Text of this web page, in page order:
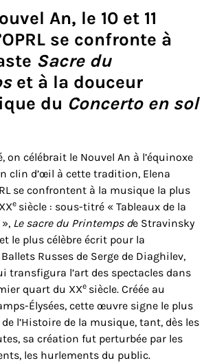
An, le 10 et 11
se confronte à
Sacre du
et à la douceur
du Concerto en sol
on célébrait le Nouvel An à l’équinoxe
clin d’œil à cette tradition, Elena
se confrontent à la musique la plus
e siècle : sous-titré « Tableaux de la
Le sacre du Printemps de Stravinsky
le plus célèbre écrit pour la
Russes de Serge de Diaghilev,
transfigura l’art des spectacles dans
quart du XXe siècle. Créée au
Élysées, cette œuvre signe le plus
l’Histoire de la musique, tant, dès les
sa création fut perturbée par les
les hurlements du public.